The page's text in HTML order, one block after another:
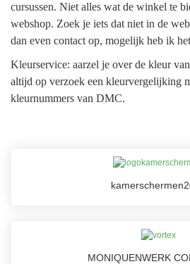
cursussen. Niet alles wat de winkel te
webshop. Zoek je iets dat niet in de
dan even contact op, mogelijk heb ik
Kleurservice: aarzel je over de kleur
altijd op verzoek een kleurvergelijking
kleurnummers van DMC.
MONIQUENWERK